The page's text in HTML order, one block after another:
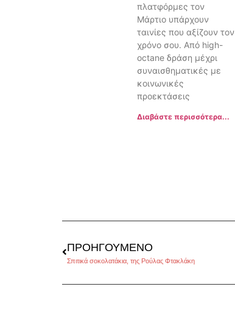
πλατφόρμες τον
Μάρτιο υπάρχουν
ταινίες που αξίζουν τον
χρόνο σου. Από high-
octane δράση μέχρι
συναισθηματικές με
κοινωνικές
προεκτάσεις
Διαβάστε περισσότερα...
ΠΡΟΗΓΟΎΜΕΝΟ
Σπιτικά σοκολατάκια, της Ρούλας Φτακλάκη